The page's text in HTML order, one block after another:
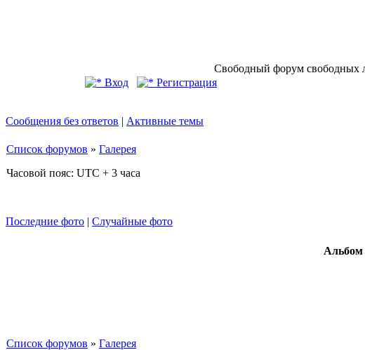
Свободный форум свободных
Вход
Регистрация
Сообщения без ответов | Активные темы
Список форумов » Галерея
Часовой пояс: UTC + 3 часа
Последние фото | Случайные фото
Альбом
Список форумов » Галерея